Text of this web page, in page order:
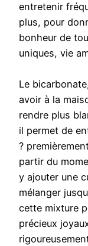
entretenir
plus, pour
bonheur de
uniques, vie
Le
avoir à la
rendre plus
il permet de
?
partir du
y ajouter une
mélanger
cette mixture
précieux